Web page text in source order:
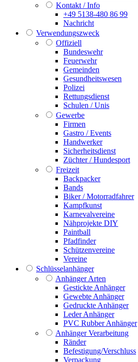
Kontakt / Info
+49 5138-480 86 99
Nachricht
Verwendungszweck
Offiziell
Bundeswehr
Feuerwehr
Gemeinden
Gesundheitswesen
Polizei
Rettungsdienst
Schulen / Unis
Gewerbe
Firmen
Gastro / Events
Handwerker
Sicherheitsdienst
Züchter / Hundesport
Freizeit
Backpacker
Bands
Biker / Motorradfahrer
Kampfkunst
Karnevalvereine
Nähprojekte DIY
Paintball
Pfadfinder
Schützenvereine
Vereine
Schlüsselanhänger
Anhänger Arten
Gestickte Anhänger
Gewebte Anhänger
Gedruckte Anhänger
Leder Anhänger
PVC Rubber Anhänger
Anhänger Verarbeitung
Ränder
Befestigung/Verschluss
Verpackung